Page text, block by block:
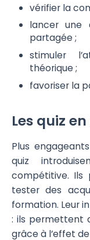
vérifier la
lancer une
partagée ;
stimuler
théorique ;
favoriser la
Les quiz
Plus
quiz
compétitive. Ils
tester des
formation. Leur
: ils permettent
grâce à l’effet